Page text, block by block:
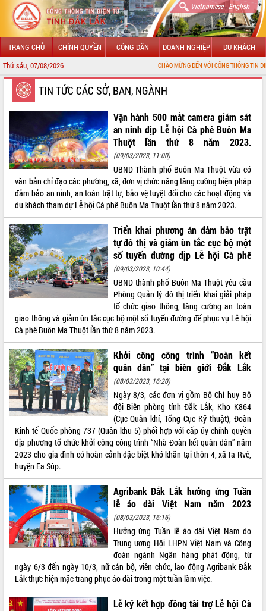
Vietnamese| English
TRANG CHỦ CHÍNH QUYỀN CÔNG DÂN DOANH NGHIỆP DU KHÁCH
Thứ sáu, 07/08/2026 CHÀO MỪNG ĐẾN VỚI CỔNG THÔNG TIN ĐIỆN TỬ TỈNH
GIỚI THIỆU
LÃNH ĐẠO UBND TỈNH
TIN TỨC SỰ KIỆN
SỞ, BAN, NGÀNH
UBND CÁC XÃ, PHƯỜNG
THÔNG TIN CHỈ ĐẠO ĐIỀU HÀNH
HỆ THỐNG VĂN BẢN
VĂN BẢN HĐND TỈNH
ĐIỂM TIN VĂN BẢN
VIDEO
Không có file video nào để phát.
ALBUM ẢNH
TIN TỨC CÁC SỞ, BAN, NGÀNH
Vận hành 500 mắt camera giám sát
an ninh dịp Lễ hội Cà phê Buôn Ma
Thuột lần thứ 8 năm 2023.
(09/03/2023, 11:00)
UBND Thành phố Buôn Ma Thuột vừa có
văn bản chỉ đạo các phường, xã, đơn vị chức năng tăng cường biện pháp
đảm bảo an ninh, an toàn trật tự, bảo vệ tuyệt đối cho các hoạt động và
du khách tham dự Lễ hội Cà phê Buôn Ma Thuột lần thứ 8 năm 2023.
Triển khai phương án đảm bảo trật
tự đô thị và giảm ùn tắc cục bộ một
số tuyến đường dịp Lễ hội Cà phê
(09/03/2023, 10:44)
UBND thành phố Buôn Ma Thuột yêu cầu
Phòng Quản lý đô thị triển khai giải pháp
tổ chức giao thông, tăng cường an toàn
giao thông và giảm ùn tắc cục bộ một số tuyến đường để phục vụ Lễ hội
Cà phê Buôn Ma Thuột lần thứ 8 năm 2023.
Khởi công công trình “Đoàn kết
quân dân” tại biên giới Đắk Lắk
(08/03/2023, 16:20)
Ngày 8/3, các đơn vị gồm Bộ Chỉ huy Bộ
đội Biên phòng tỉnh Đắk Lắk, Kho K864
(Cục Quân khí, Tổng Cục Kỹ thuật), Đoàn
Kinh tế Quốc phòng 737 (Quân khu 5) phối hợp với cấp ủy chính quyền
địa phương tổ chức khởi công công trình “Nhà Đoàn kết quân dân” năm
2023 cho gia đình có hoàn cảnh đặc biệt khó khăn tại thôn 4, xã Ia Rvê,
huyện Ea Súp.
Agribank Đắk Lắk hưởng ứng Tuần
lễ áo dài Việt Nam năm 2023
(08/03/2023, 16:16)
Hưởng ứng Tuần lễ áo dài Việt Nam do
Trung ương Hội LHPN Việt Nam và Công
đoàn ngành Ngân hàng phát động, từ
ngày 6/3 đến ngày 10/3, nữ cán bộ, viên chức, lao động Agribank Đắk
Lắk thực hiện mặc trang phục áo dài trong một tuần làm việc.
Lễ ký kết hợp đồng tài trợ Lễ hội Cà